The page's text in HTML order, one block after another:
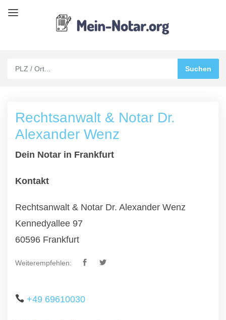
Rechtsanwalt & Notar Dr.
Alexander Wenz
Dein Notar in Frankfurt
Kontakt
Rechtsanwalt & Notar Dr. Alexander Wenz
Kennedyallee 97
60596 Frankfurt
Weiterempfehlen:
+49 69610030